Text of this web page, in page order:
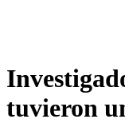
tuvieron